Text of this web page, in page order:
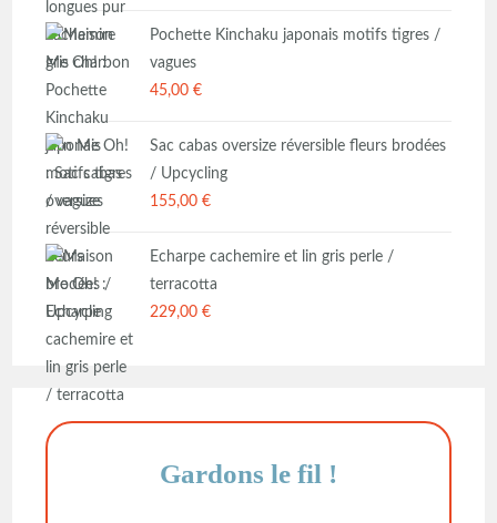
Pochette Kinchaku japonais motifs tigres /
vagues
45,00€
Sac cabas oversize réversible fleurs brodées
/ Upcycling
155,00€
Echarpe cachemire et lin gris perle /
terracotta
229,00€
Gardons le fil !